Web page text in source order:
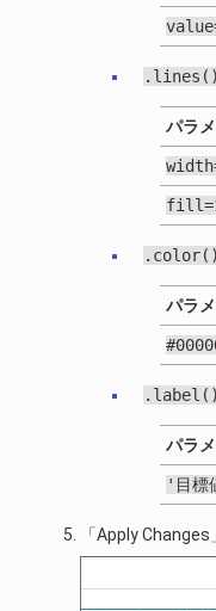
.lines()
パラ
.color()
パラ
.label()
パラ
'目標
「Apply